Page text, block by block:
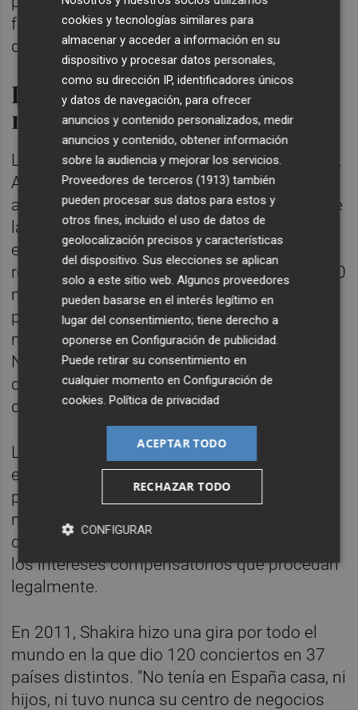
funciona de verdad y asegura la prevalencia
de la ley", ha puntualizado el abogado.
Devolución a Shakira de los
más de 55 millones retenidos
La agencia de representación de la cantante,
Artist Publicist, ha criticado que, bajo el
amparo de unas obligaciones tributarias que
la Justicia ha demostrado que "jamás
existieron", Hacienda "ha mantenido
retenidos de forma indebida durante años 60
millones de euros correspondientes,
precisamente, al capital de trabajo" de la gira
mundial de 2011 y los gastos de la misma.
No obstante, la Audiencia Nacional precisa
que la cuantía del litigio está tasada en más
de 55 millones de euros.
La sentencia de la Audiencia Nacional, que
es susceptible de recurso de casación en el
plazo de 30 días desde el siguiente al de su
notificación, decreta la devolución a Shakira
de la cuota tributaria ingresada y el pago de
los intereses compensatorios que procedan
legalmente.
En 2011, Shakira hizo una gira por todo el
mundo en la que dio 120 conciertos en 37
países distintos. "No tenía en España casa, ni
hijos, ni tuvo nunca su centro de negocios
cookies y tecnologías similares para
almacenar y acceder a información en su
dispositivo y procesar datos personales,
como su dirección IP, identificadores únicos
y datos de navegación, para ofrecer
anuncios y contenido personalizados, medir
anuncios y contenido, obtener información
sobre la audiencia y mejorar los servicios.
Proveedores de terceros (1913) también
pueden procesar sus datos para estos y
otros fines, incluido el uso de datos de
geolocalización precisos y características
del dispositivo. Sus elecciones se aplican
solo a este sitio web. Algunos proveedores
pueden basarse en el interés legítimo en
lugar del consentimiento; tiene derecho a
oponerse enConfiguración de publicidad
Puede retirar su consentimiento en
cualquier momento enConfiguración de
cookies .Política de privacidad
ACEPTAR TODO
RECHAZAR TODO
CONFIGURAR